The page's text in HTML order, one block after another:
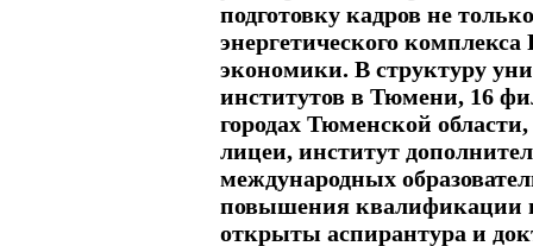
подготовку кадров не
энергетического
экономики. В структуру
институтов в Тюмени, 16
городах Тюменской
лицеи, институт
международных
повышения квалификации
открыты аспирантура и